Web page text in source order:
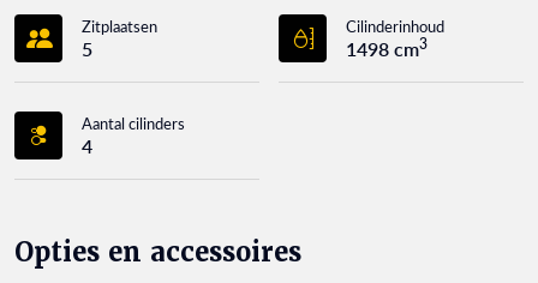
Zitplaatsen
5
Cilinderinhoud
1498 cm3
Aantal cilinders
4
Opties en accessoires